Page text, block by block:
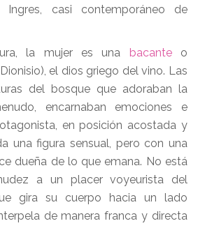
Ingres, casi contemporáneo de
la mujer es una bacanteo
el dios griego del vino. Las
del bosque que adoraban la
encarnaban emociones e
en posición acostada y
una figura sensual, pero con una
dueña de lo que emana. No está
a un placer voyeurista del
gira su cuerpo hacia un lado
de manera franca y directa